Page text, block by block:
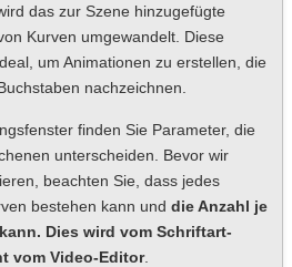
das zur Szene hinzugefügte
Kurven umgewandelt. Diese
um Animationen zu erstellen, die
nachzeichnen.
finden Sie Parameter, die
unterscheiden. Bevor wir
beachten Sie, dass jedes
bestehen kann und die Anzahl je
Dies wird vom Schriftart-
vom Video-Editor.